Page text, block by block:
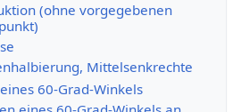
(ohne vorgegebenen
Mittelsenkrechte
60-Grad-Winkels